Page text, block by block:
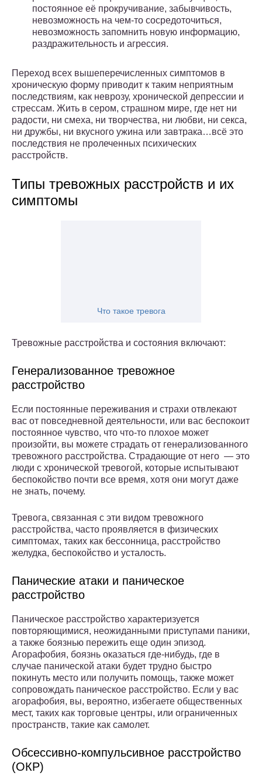
постоянное её прокручивание, забывчивость,
невозможность на чем-то сосредоточиться,
невозможность запомнить новую информацию,
раздражительность и агрессия.
Переход всех вышеперечисленных симптомов в
хроническую форму приводит к таким неприятным
последствиям, как неврозу, хронической депрессии и
стрессам. Жить в сером, страшном мире, где нет ни
радости, ни смеха, ни творчества, ни любви, ни секса,
ни дружбы, ни вкусного ужина или завтрака…всё это
последствия не пролеченных психических
расстройств.
Типы тревожных расстройств и их
симптомы
Что такое тревога
Тревожные расстройства и состояния включают:
Генерализованное тревожное
расстройство
Если постоянные переживания и страхи отвлекают
вас от повседневной деятельности, или вас беспокоит
постоянное чувство, что что-то плохое может
произойти, вы можете страдать от генерализованного
тревожного расстройства. Страдающие от него — это
люди с хронической тревогой, которые испытывают
беспокойство почти все время, хотя они могут даже
не знать, почему.
Тревога, связанная с эти видом тревожного
расстройства, часто проявляется в физических
симптомах, таких как бессонница, расстройство
желудка, беспокойство и усталость.
Панические атаки и паническое
расстройство
Паническое расстройство характеризуется
повторяющимися, неожиданными приступами паники,
а также боязнью пережить еще один эпизод.
Агорафобия, боязнь оказаться где-нибудь, где в
случае панической атаки будет трудно быстро
покинуть место или получить помощь, также может
сопровождать паническое расстройство. Если у вас
агорафобия, вы, вероятно, избегаете общественных
мест, таких как торговые центры, или ограниченных
пространств, такие как самолет.
Обсессивно-компульсивное расстройство
(ОКР)